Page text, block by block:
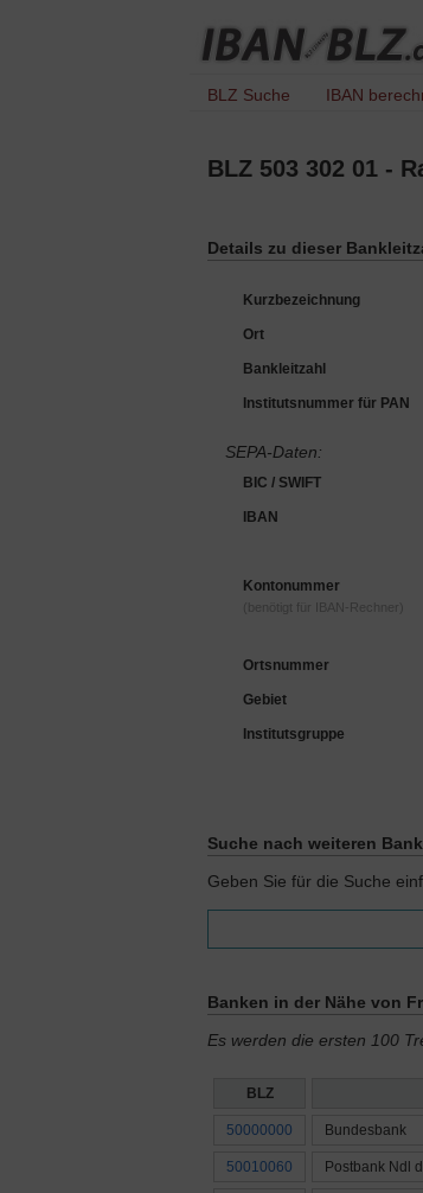
BLZ Suche IBAN
BLZ 503 302 01 -
Details zu dieser
Kurzbezeichnung
Ort
Bankleitzahl
Institutsnummer für PAN
SEPA-Daten:
BIC / SWIFT
IBAN
Kontonummer
(benötigt für IBAN-Rechner)
Ortsnummer
Gebiet
Institutsgruppe
Suche nach weiteren
Geben Sie für die Suche
Banken in der Nähe von
Es werden die ersten 100
BLZ
50000000 Bundesbank
50010060 Postbank Ndl